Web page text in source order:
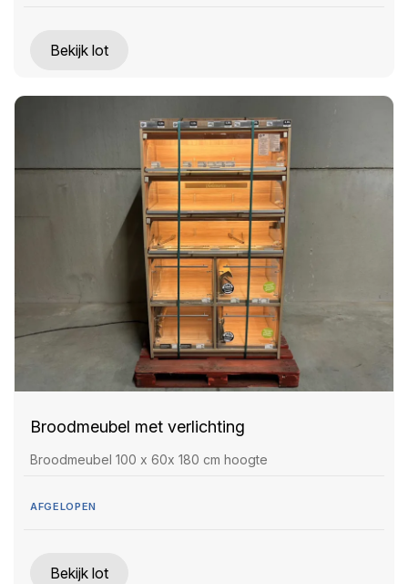
Bekijk lot
Broodmeubel met verlichting
Broodmeubel 100 x 60x 180 cm hoogte
AFGELOPEN
Bekijk lot